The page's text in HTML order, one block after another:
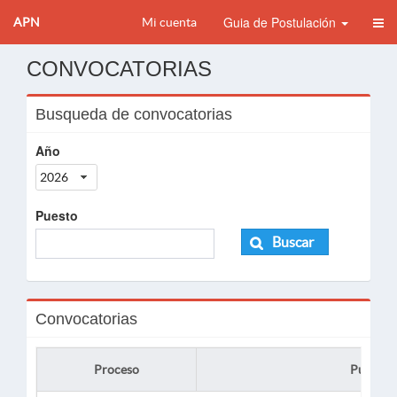
APN Mi cuenta Guia de Postulación
CONVOCATORIAS
Busqueda de convocatorias
Año
2026
Puesto
Buscar
Convocatorias
Proceso Puesto